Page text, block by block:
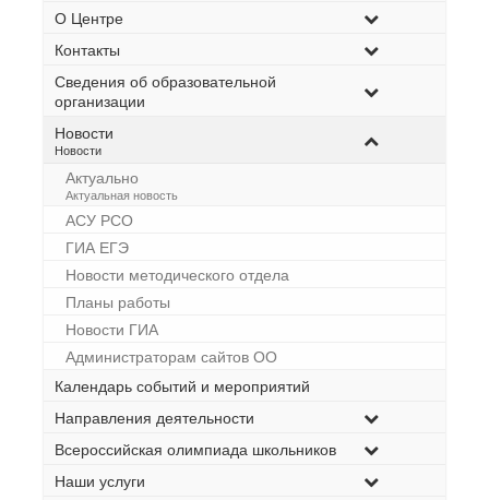
О Центре
Контакты
Сведения об образовательной
организации
Новости
–
Новости
Актуально
–
Актуальная новость
АСУ РСО
ГИА ЕГЭ
Новости методического отдела
Планы работы
Новости ГИА
Администраторам сайтов ОО
Календарь событий и мероприятий
Направления деятельности
Всероссийская олимпиада школьников
Наши услуги